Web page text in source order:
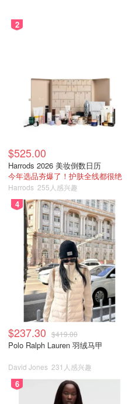
2
$525.00
Harrods 2026 美妆倒数日历
今年选品夯爆了！护肤全线都很绝
Harrods 255人感兴趣
4
$237.30 $419.00
Polo Ralph Lauren 羽绒马甲
David Jones 231人感兴趣
6